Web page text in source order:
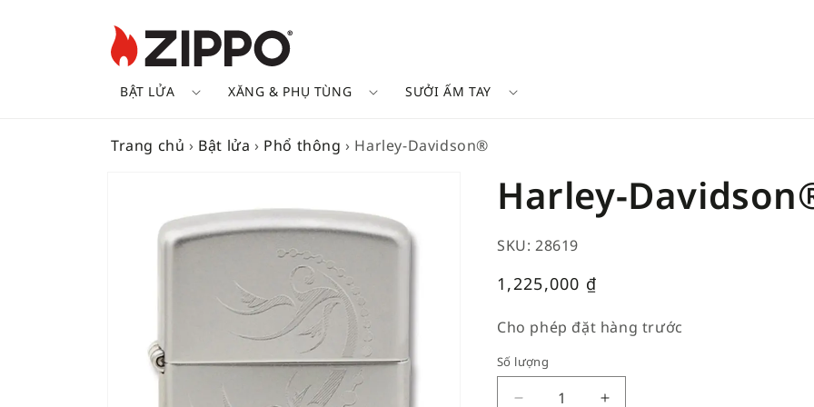
BẬT LỬA XĂNG & PHỤ TÙNG SƯỞI ẤM TAY
Trang chủ › Bật lửa › Phổ thông › Harley-Davidson®
INFORMATION
Harley-
SKU: 28619
Giá
1,225,000 ₫
Cho phép đặt hàng trước
Số lượng